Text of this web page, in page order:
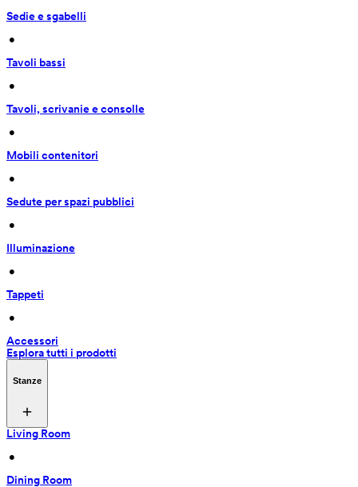
Sedie e sgabelli
•
Tavoli bassi
•
Tavoli, scrivanie e consolle
•
Mobili contenitori
•
Sedute per spazi pubblici
•
Illuminazione
•
Tappeti
•
Accessori
Esplora tutti i prodotti
Stanze
Living Room
•
Dining Room